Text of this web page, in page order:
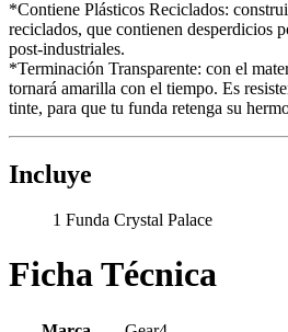
*Contiene Plásticos Reciclados:
reciclados, que contienen desperdicios
post-industriales.
*Terminación Transparente: con el
tornará amarilla con el tiempo. Es
tinte, para que tu funda retenga su
Incluye
1 Funda Crystal Palace
Ficha Técnica